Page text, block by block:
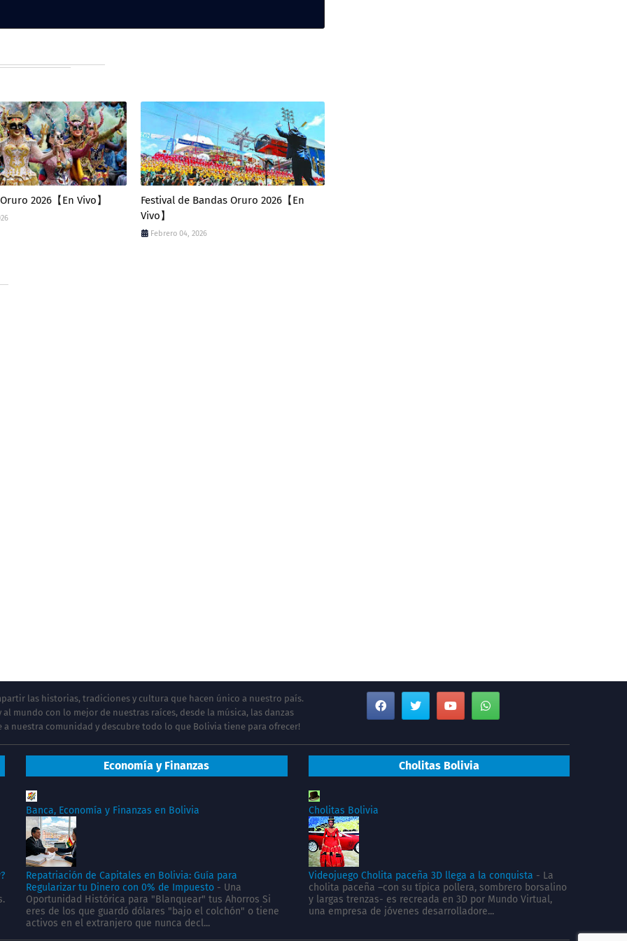
2026【En Vivo】
Festival de Bandas Oruro 2026【En
Vivo】
Febrero 04, 2026
las historias, tradiciones y cultura que hacen único a nuestro país.
mundo con lo mejor de nuestras raíces, desde la música, las danzas
nuestra comunidad y descubre todo lo que Bolivia tiene para ofrecer!
Economía y Finanzas
Banca, Economía y Finanzas en Bolivia
Repatriación de Capitales en Bolivia: Guía para
Regularizar tu Dinero con 0% de Impuesto - Una
Oportunidad Histórica para "Blanquear" tus Ahorros Si
eres de los que guardó dólares "bajo el colchón" o tiene
activos en el extranjero que nunca decl...
Cholitas Bolivia
Cholitas Bolivia
Videojuego Cholita paceña 3D llega a la conquista - La
cholita paceña –con su típica pollera, sombrero borsalino
y largas trenzas- es recreada en 3D por Mundo Virtual,
una empresa de jóvenes desarrolladore...